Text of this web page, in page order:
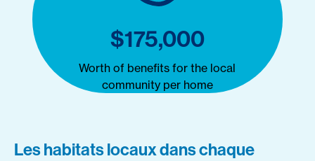
$175,000
Worth of benefits for the local
community per home
Les habitats locaux dans chaque